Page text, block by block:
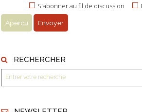
S'abonner au fil de discussion
RECHERCHER